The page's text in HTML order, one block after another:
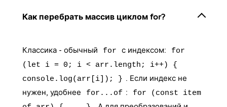
Как перебрать массив циклом for?
Классика - обычный for с индексом:
for
(let i = 0; i < arr.length; i++) {
console.log(arr[i]); } . Если индекс не
нужен, удобнее
for...of :
for (const item